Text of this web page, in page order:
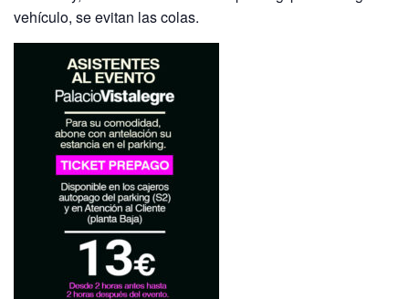
vehículo, se evitan las colas.